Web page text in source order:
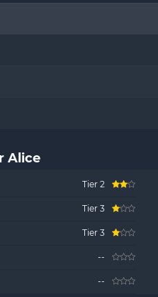
Alice
Tier 2
Tier 3
Tier 3
--
--